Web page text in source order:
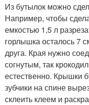
Из бутылок можно
Например, чтобы
емкостью 1,5 л
горлышка осталось 7
друга. Края нужно
согнутым, так
естественно. Крышки
зубчики на спине
склеить клеем и